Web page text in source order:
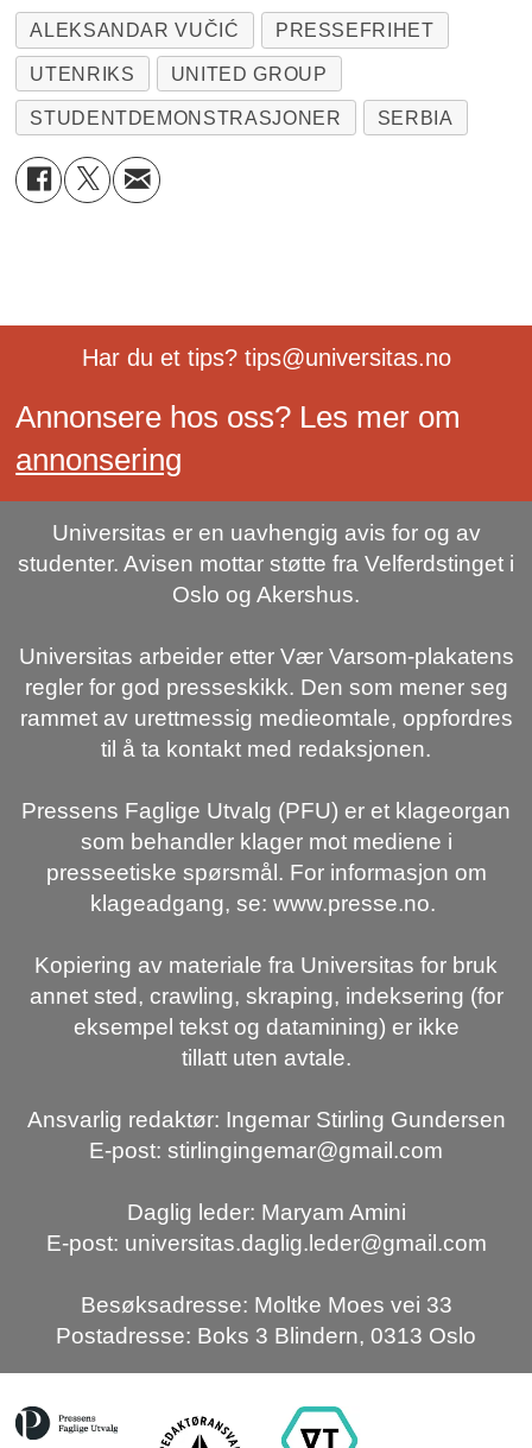
ALEKSANDAR VUČIĆ PRESSEFRIHET
UTENRIKS UNITED GROUP
STUDENTDEMONSTRASJONER SERBIA
Har du et tips? tips@universitas.no
Annonsere hos oss? Les mer om
annonsering
Universitas er en uavhengig avis for og av
studenter. Avisen mottar støtte fra Velferdstinget i
Oslo og Akershus.
Universitas arbeider etter Vær Varsom-plakatens
regler for god presseskikk. Den som mener seg
rammet av urettmessig medieomtale, oppfordres
til å ta kontakt med redaksjonen.
Pressens Faglige Utvalg (PFU) er et klageorgan
som behandler klager mot mediene i
presseetiske spørsmål. For informasjon om
klageadgang, se: www.presse.no.
Kopiering av materiale fra Universitas for bruk
annet sted, crawling, skraping, indeksering (for
eksempel tekst og datamining) er ikke
tillatt uten avtale.
Ansvarlig redaktør: Ingemar Stirling Gundersen
E-post: stirlingingemar@gmail.com
Daglig leder: Maryam Amini
E-post: universitas.daglig.leder@gmail.com
Besøksadresse: Moltke Moes vei 33
Postadresse: Boks 3 Blindern, 0313 Oslo